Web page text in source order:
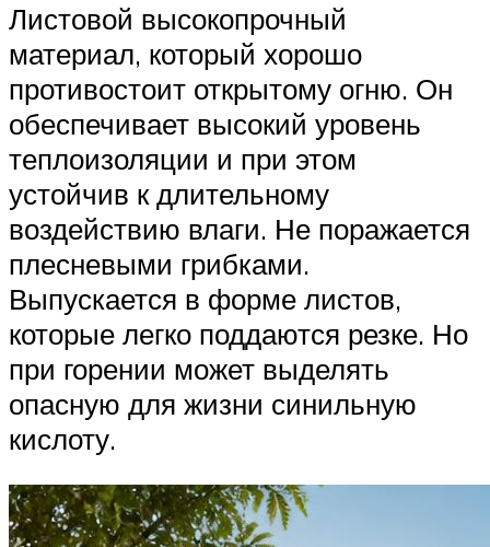
Листовой высокопрочный
материал, который хорошо
противостоит открытому огню. Он
обеспечивает высокий уровень
теплоизоляции и при этом
устойчив к длительному
воздействию влаги. Не поражается
плесневыми грибками.
Выпускается в форме листов,
которые легко поддаются резке. Но
при горении может выделять
опасную для жизни синильную
кислоту.